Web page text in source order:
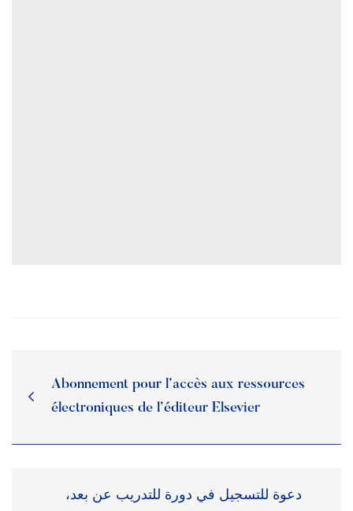
Abonnement pour l’accès aux ressources
électroniques de l’éditeur Elsevier
دعوة للتسجيل في دورة للتدريب عن بعد،